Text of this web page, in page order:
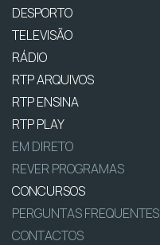
DESPORTO
TELEVISÃO
RÁDIO
RTP ARQUIVOS
RTP ENSINA
RTP PLAY
EM DIRETO
REVER PROGRAMAS
CONCURSOS
PERGUNTAS FREQUENTES
CONTACTOS